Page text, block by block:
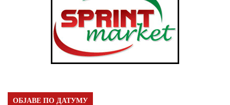
ОБЈАВЕ ПО ДАТУМУ